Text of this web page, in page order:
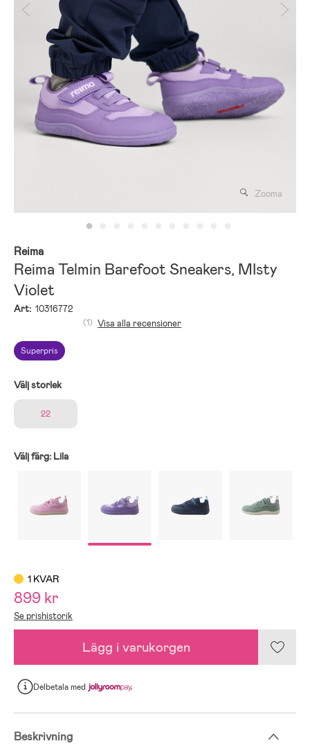
Zooma
Reima
Reima Telmin Barefoot Sneakers, MIsty
Violet
Art: 10316772
Superpris
(1) Visa alla recensioner
Välj storlek
22
Välj färg: Lila
1 KVAR
899 kr
Se prishistorik
Lägg i varukorgen
Delbetalamed
Beskrivning